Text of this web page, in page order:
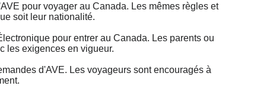
pour voyager au Canada. Les mêmes règles et
soit leur nationalité.
pour entrer au Canada. Les parents ou
les exigences en vigueur.
d'AVE. Les voyageurs sont encouragés à